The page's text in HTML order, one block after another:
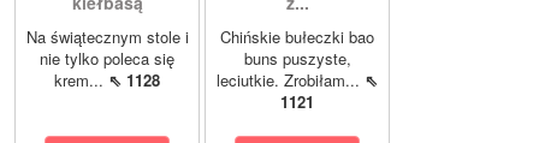
Na świątecznym stole i
nie tylko poleca się
krem... ⇖ 1128
Chińskie bułeczki bao
buns puszyste,
leciutkie. Zrobiłam... ⇖
1121